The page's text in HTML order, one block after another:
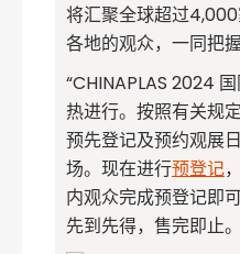
将汇聚全球超过
各地的观众，一同把
“CHINAPLAS 2024
热进行。按照有关规
预先登记及预约观展
场。现在进行预登记
内观众完成预登记即
先到先得，售完即止。